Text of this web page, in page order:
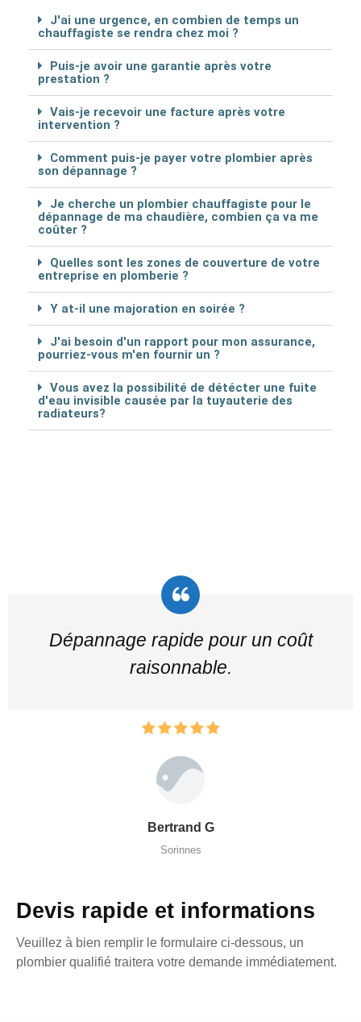
J'ai une urgence, en combien de temps un
chauffagiste se rendra chez moi ?
Puis-je avoir une garantie après votre
prestation ?
Vais-je recevoir une facture après votre
intervention ?
Comment puis-je payer votre plombier après
son dépannage ?
Je cherche un plombier chauffagiste pour le
dépannage de ma chaudière, combien ça va me
coûter ?
Quelles sont les zones de couverture de votre
entreprise en plomberie ?
Y at-il une majoration en soirée ?
J'ai besoin d'un rapport pour mon assurance,
pourriez-vous m'en fournir un ?
Vous avez la possibilité de détécter une fuite
d'eau invisible causée par la tuyauterie des
radiateurs?
Dépannage rapide pour un coût
raisonnable.
Bertrand G
Sorinnes
Devis rapide et informations
Veuillez à bien remplir le formulaire ci-dessous, un
plombier qualifié traitera votre demande immédiatement.